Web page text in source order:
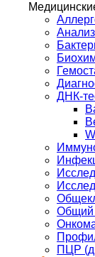
ДНК-
Общий
ПЦР